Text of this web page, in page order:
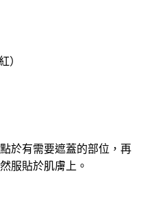
）
於有需要遮蓋的部位，再
服貼於肌膚上。